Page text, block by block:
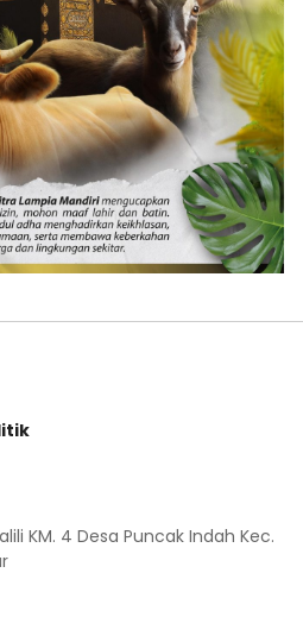
KM. 4 Desa Puncak Indah Kec.